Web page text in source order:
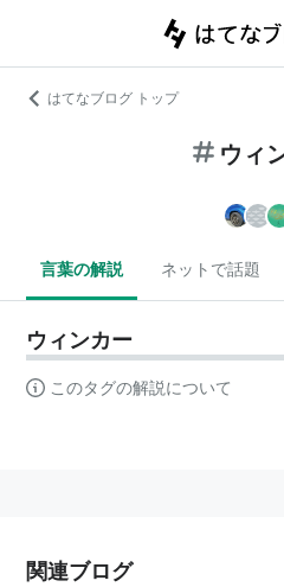
はてなブログ トップ
ウィ
言葉の解説 ネットで話題
ウィンカー
このタグの解説について
関連ブログ